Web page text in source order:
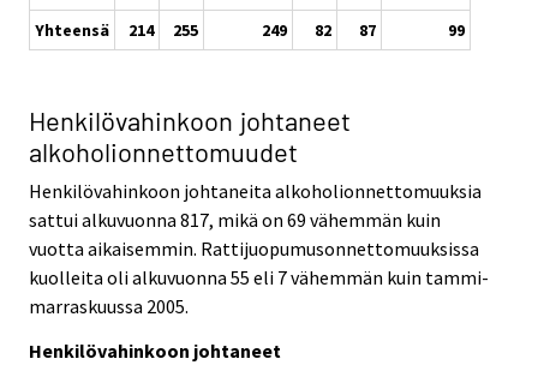
Yhteensä
214 255 249 82 87 99
Henkilövahinkoon johtaneet
alkoholionnettomuudet
Henkilövahinkoon johtaneita alkoholionnettomuuksia
sattui alkuvuonna 817, mikä on 69 vähemmän kuin
vuotta aikaisemmin. Rattijuopumusonnettomuuksissa
kuolleita oli alkuvuonna 55 eli 7 vähemmän kuin tammi-
marraskuussa 2005.
Henkilövahinkoon johtaneet